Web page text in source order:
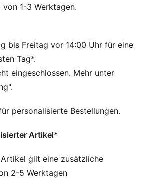
Materialien leiten den
Haut und halten dich beim
trocken.
Material. Besatz und Deko sind
Details
1-3 Werktagen.
bis Freitag vor 14:00 Uhr für eine
Tag*.
eingeschlossen. Mehr unter
personalisierte Bestellungen.
Artikel*
gilt eine zusätzliche
2-5 Werktagen